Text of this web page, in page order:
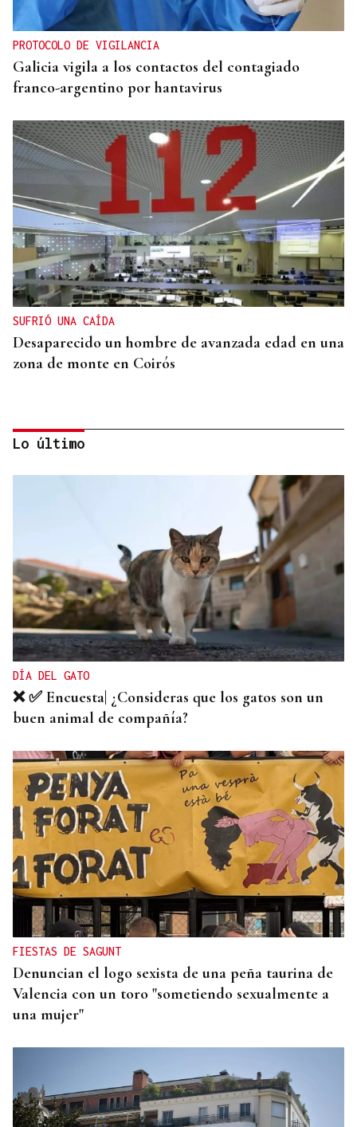
PROTOCOLO DE VIGILANCIA
Galicia vigila a los contactos del contagiado
franco-argentino por hantavirus
SUFRIÓ UNA CAÍDA
Desaparecido un hombre de avanzada edad en una
zona de monte en Coirós
LOCALIZADO TRAS LA EXTINCIÓN
Muere un hombre en el incendio de una vivienda
en Foz
Lo último
DÍA DEL GATO
❌ ✅ Encuesta| ¿Consideras que los gatos son un
buen animal de compañía?
FIESTAS DE SAGUNT
Denuncian el logo sexista de una peña taurina de
Valencia con un toro "sometiendo sexualmente a
una mujer"